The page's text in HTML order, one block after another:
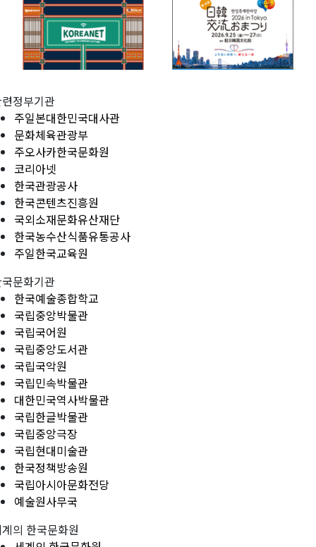
정부기관
주일본대한민국대사관
문화체육관광부
주오사카한국문화원
코리아넷
한국관광공사
한국콘텐츠진흥원
국외소재문화유산재단
한국농수산식품유통공사
주일한국교육원
문화기관
한국예술종합학교
국립중앙박물관
국립국어원
국립중앙도서관
국립국악원
국립민속박물관
대한민국역사박물관
국립한글박물관
국립중앙극장
국립현대미술관
한국정책방송원
국립아시아문화전당
예술원사무국
의 한국문화원